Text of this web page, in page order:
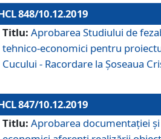
848/10.12.2019
Titlu: Aprobarea Studiului de
tehnico-economici pentru
Cucului - Racordare la Șoseaua
847/10.12.2019
Titlu: Aprobarea documentației